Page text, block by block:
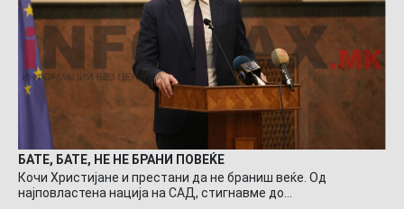
БАТЕ, БАТЕ, НЕ НЕ БРАНИ ПОВЕЌЕ
Кочи Христијане и престани да не браниш веќе. Од
најповластена нација на САД, стигнавме до…